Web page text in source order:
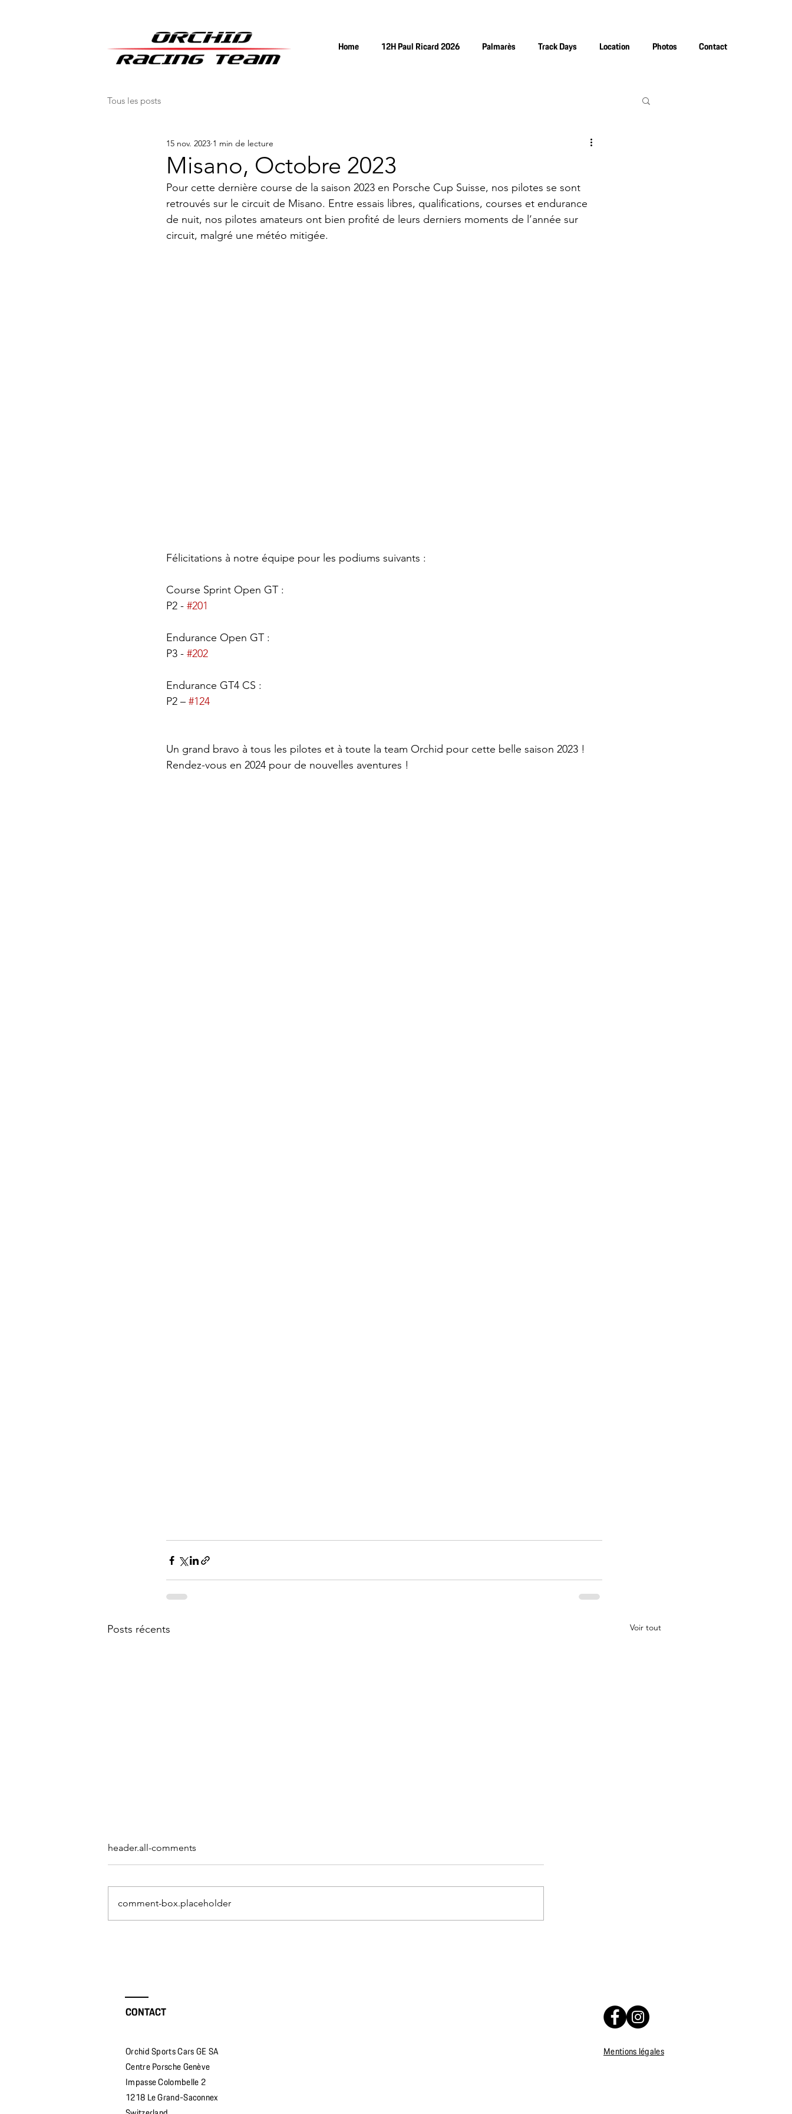
Home 12H Paul Ricard 2026 Palmarès Track Days Location Photos Contact
Tous les posts
Misano, Octobre 2023
15 nov. 2023 1 min de lecture
Pour cette dernière course de la saison 2023 en Porsche Cup Suisse, nos pilotes se sont
retrouvés sur le circuit de Misano. Entre essais libres, qualifications, courses et endurance
de nuit, nos pilotes amateurs ont bien profité de leurs derniers moments de l’année sur
circuit, malgré une météo mitigée.
Félicitations à notre équipe pour les podiums suivants :
Course Sprint Open GT :
P2 - #201
Endurance Open GT :
P3 - #202
Endurance GT4 CS :
P2 – #124
Un grand bravo à tous les pilotes et à toute la team Orchid pour cette belle saison 2023 !
Rendez-vous en 2024 pour de nouvelles aventures !
Posts récents Voir tout
header.all-comments
comment-box.placeholder
CONTACT
Orchid Sports Cars GE SA
Centre Porsche Genève
Impasse Colombelle 2
1218 Le Grand-Saconnex
Mentions légales